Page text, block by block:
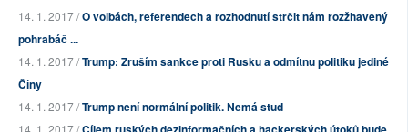
14. 1. 2017 /O volbách, referendech a rozhodnutí strčit nám rozžhavený
pohrabáč ...
14. 1. 2017 /Trump: Zruším sankce proti Rusku a odmítnu politiku jediné
Číny
14. 1. 2017 /Trump není normální politik. Nemá stud